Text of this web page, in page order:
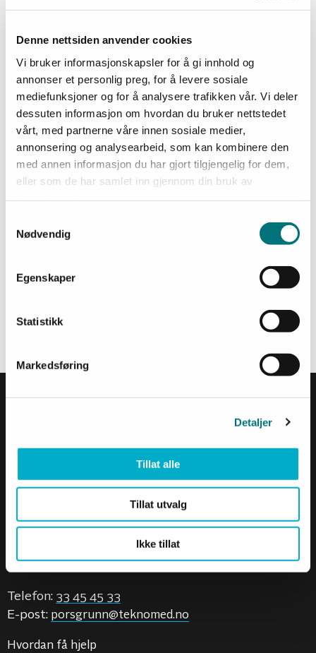
Denne nettsiden anvender cookies
Vi bruker informasjonskapsler for å gi innhold og
annonser et personlig preg, for å levere sosiale
mediefunksjoner og for å analysere trafikken vår. Vi deler
dessuten informasjon om hvordan du bruker nettstedet
vårt, med partnerne våre innen sosiale medier,
annonsering og analysearbeid, som kan kombinere den
med annen informasjon du har gjort tilgjengelig for dem,
eller som de har samlet inn gjennom din bruk av
Nødvendig
Egenskaper
Statistikk
Markedsføring
Detaljer
Tillat alle
Tillat utvalg
Ikke tillat
Kontaktinformasjon
Adresse: Gamle Kragerøvei 32, Kragerø
Åpningstider
Ta kontakt på:33 45 45 33 (08:00 – 14:30)
Hvordan få hjelp
Storgata 118,
Se kart
Telefon: 33 45 45 33
E-post: porsgrunn@teknomed.no